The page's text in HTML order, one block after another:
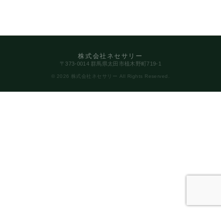
株式会社ネセサリー
〒373-0014 群馬県太田市植木野町719-1
© 2026 株式会社ネセサリー All Rights Reserved.